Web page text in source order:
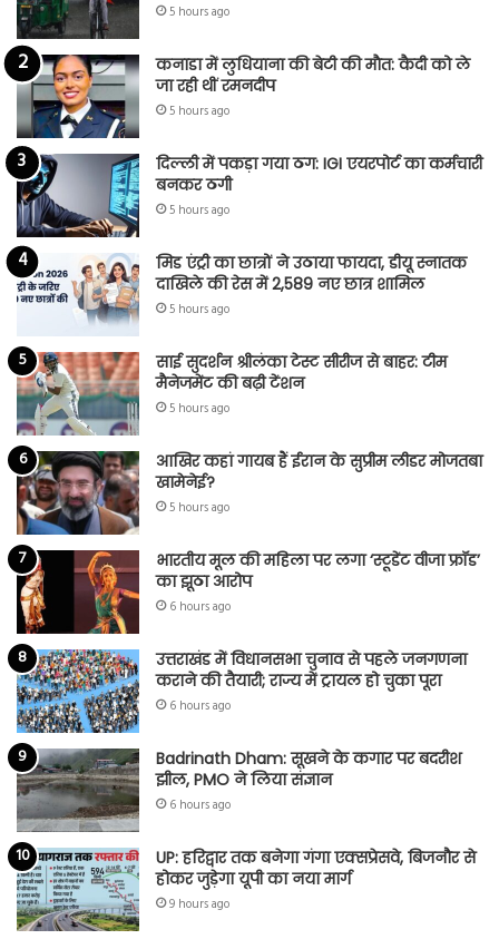
5 hours ago
कनाडा में लुधियाना की बेटी की माैत: कैदी को ले
जा रही थीं रमनदीप
5 hours ago
दिल्ली में पकड़ा गया ठग: IGI एयरपोर्ट का कर्मचारी
बनकर ठगी
5 hours ago
मिड एंट्री का छात्रों ने उठाया फायदा, डीयू स्नातक
दाखिले की रेस में 2,589 नए छात्र शामिल
5 hours ago
साई सुदर्शन श्रीलंका टेस्ट सीरीज से बाहर: टीम
मैनेजमेंट की बढ़ी टेंशन
5 hours ago
आखिर कहां गायब हैं ईरान के सुप्रीम लीडर मोजतबा
खामेनेई?
5 hours ago
भारतीय मूल की महिला पर लगा ‘स्टूडेंट वीजा फ्रॉड’
का झूठा आरोप
6 hours ago
उत्तराखंड में विधानसभा चुनाव से पहले जनगणना
कराने की तैयारी; राज्य में ट्रायल हो चुका पूरा
6 hours ago
Badrinath Dham: सूखने के कगार पर बदरीश
झील, PMO ने लिया संज्ञान
6 hours ago
UP: हरिद्वार तक बनेगा गंगा एक्सप्रेसवे, बिजनौर से
होकर जुड़ेगा यूपी का नया मार्ग
9 hours ago